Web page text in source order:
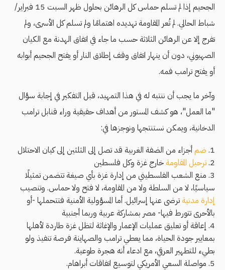
الجحيم إذا لم تسلم حماس كل الرهائن بحلول ظهر السبت 15 فبراير/
شباط الحالي. لم تُعر المقاومة تهديده اهتمامًا ولم تسلم كل الأسرى، ولم
تفرج إلا عن الرهائن الثلاثة حسب ما جاء في اتفاق الهدنة مع الكيان
الصهيوني، دون أن ينهار اتفاق وقف إطلاق النار أو يفتح الجحيم أبوابه
أو يفتح ترامب فمه.
وآخر ما يجب أن ننتبه له في هذا التمهيد، قبل التفكير في إجابة سؤال
"ما العمل"، هو كشف المستور من أهداف حقيقية وراء قنابل ترامب
الدخانية، ويمكن نستنتجها ونوجزها في:
ضمأجزاء من الضفة الغربية قد تصل إلى الثلثين إلى كيان الاحتلال
ترحيل المقاومة خارج غزة وكل فلسطين
منع الشعب الفلسطيني من إدارة غزة بأي صيغة تتضمن تمثيلًا
سياسيًا، لا من السلطة ولا من المقاومة، لا فتح ولا حماس. وتنصيب
إدارة مدنية ترضى عنها إسرائيل. أما المسؤولية الأمنية فتتحملها -أو
بالأحرى تتورط فيها- مصر بمشاركة عربية وربما أجنبية
إعاقة أو تعليق عمليات الإعمار والإغاثة لتظل غزة طاردة لأهلها
بمعايير جودة الحياة، مما يعطي ترامب والصهاينة فرصة تنفيذ ولو
بطيء للتطهير العرقي، مع ادعاء أنه هجرة طوعية.
مواصلة السعي الأمريكي لتوسيع اتفاقات أبراهام.